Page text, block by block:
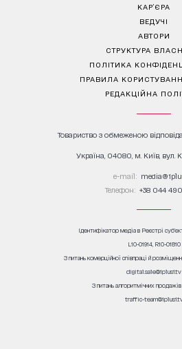
КАР’ЄРА
ВЕДУЧІ
АВТОРИ
СТРУКТУРА
ПОЛІТИКА
ПРАВИЛА
РЕДАКЦІЙНА
Товариство з обмеженою
Україна, 04080, м. Київ, вул.
е-mail:
Телефон: +38 044
Ідентифікатор медіа в Реєстрі
L10-01914, R10-01810
З питань комерційної співпраці й
digital.sale@1plus1.tv
З питань алгоритмічних
traffic-